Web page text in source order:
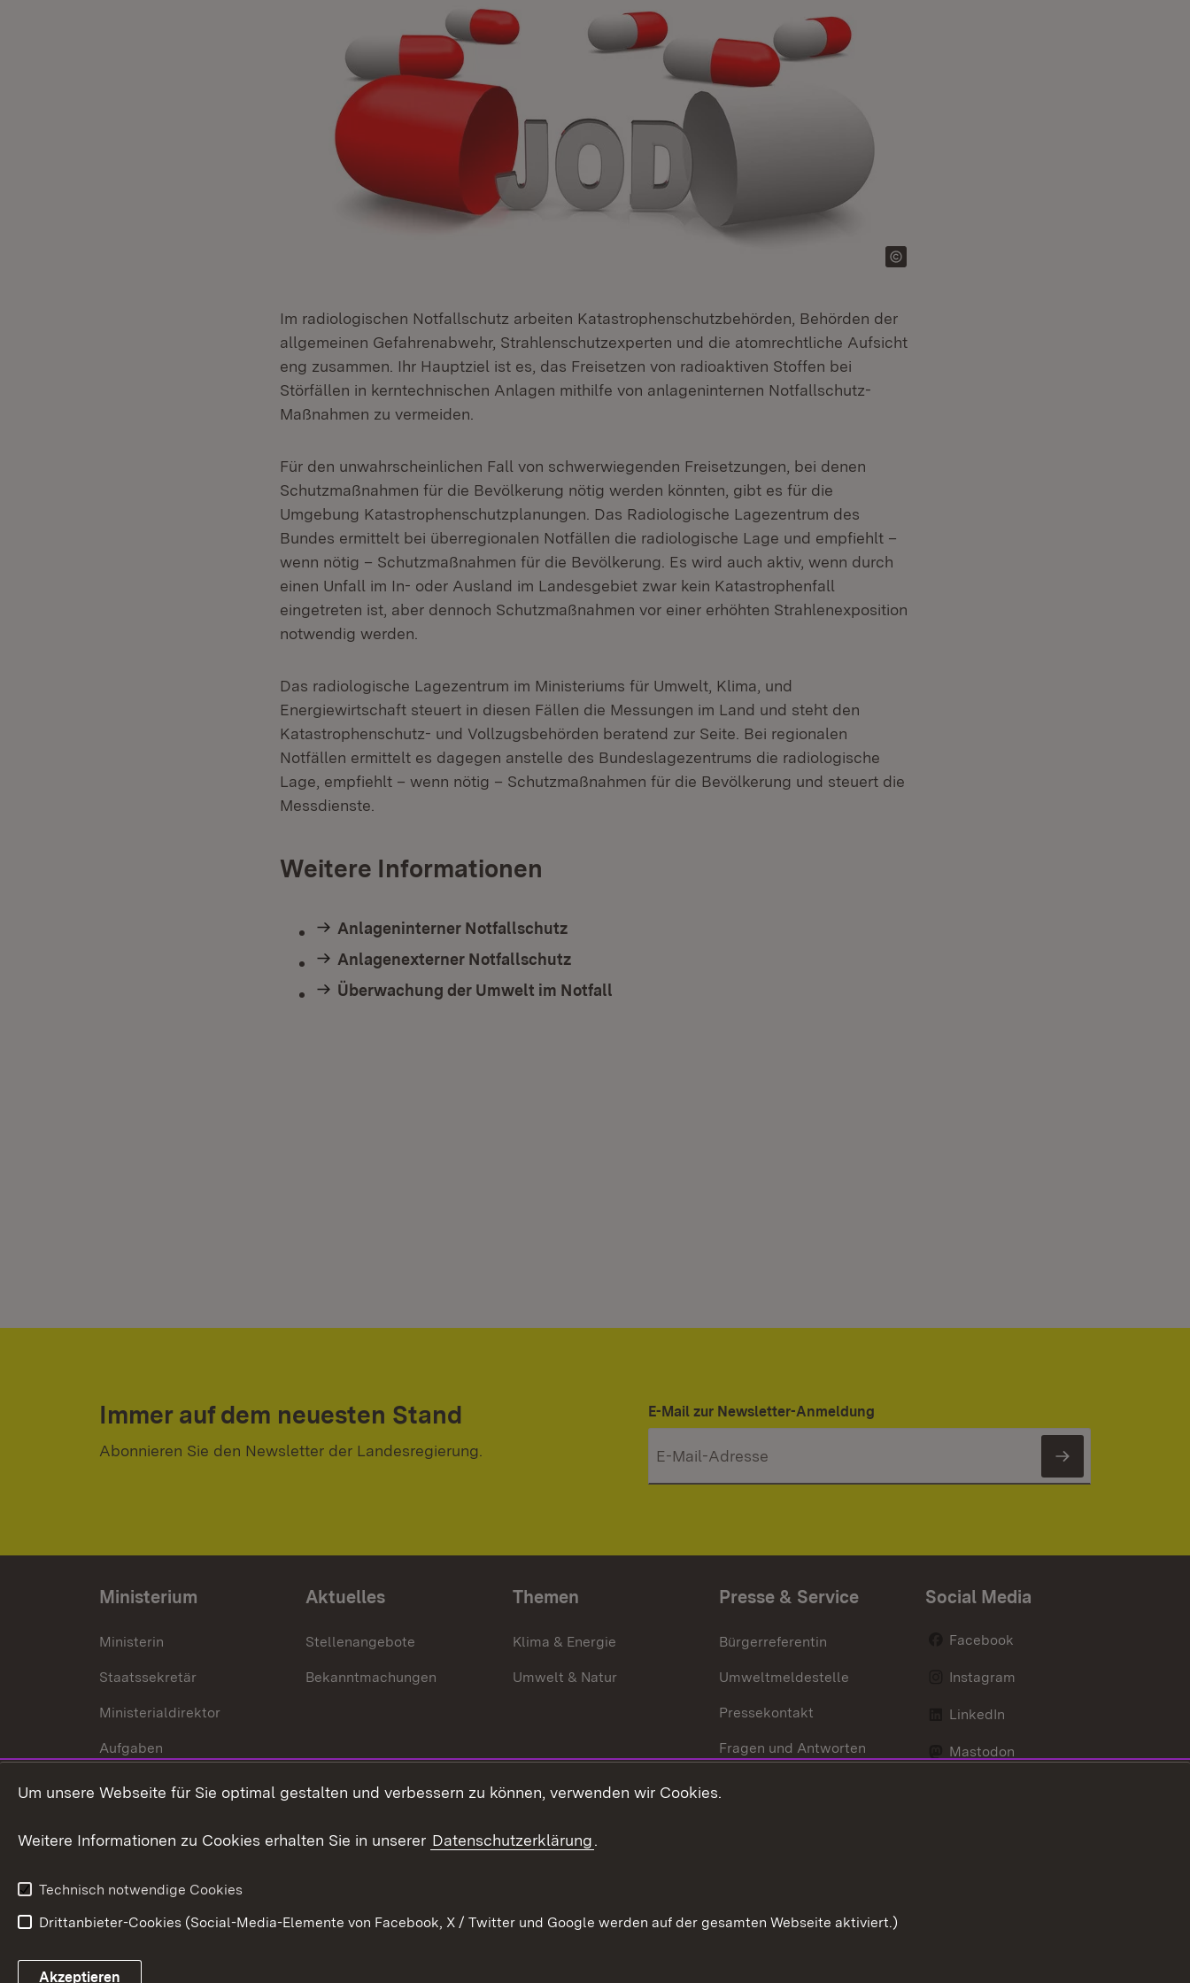
Im radiologischen Notfallschutz arbeiten Katastrophenschutzbehörden, Behörden der
allgemeinen Gefahrenabwehr, Strahlenschutzexperten und die atomrechtliche Aufsicht
eng zusammen. Ihr Hauptziel ist es, das Freisetzen von radioaktiven Stoffen bei
Störfällen in kerntechnischen Anlagen mithilfe von anlageninternen Notfallschutz-
Maßnahmen zu vermeiden.
Für den unwahrscheinlichen Fall von schwerwiegenden Freisetzungen, bei denen
Schutzmaßnahmen für die Bevölkerung nötig werden könnten, gibt es für die
Umgebung Katastrophenschutzplanungen. Das Radiologische Lagezentrum des
Bundes ermittelt bei überregionalen Notfällen die radiologische Lage und empfiehlt –
wenn nötig – Schutzmaßnahmen für die Bevölkerung. Es wird auch aktiv, wenn durch
einen Unfall im In- oder Ausland im Landesgebiet zwar kein Katastrophenfall
eingetreten ist, aber dennoch Schutzmaßnahmen vor einer erhöhten Strahlenexposition
notwendig werden.
Das radiologische Lagezentrum im Ministeriums für Umwelt, Klima, und
Energiewirtschaft steuert in diesen Fällen die Messungen im Land und steht den
Katastrophenschutz- und Vollzugsbehörden beratend zur Seite. Bei regionalen
Notfällen ermittelt es dagegen anstelle des Bundeslagezentrums die radiologische
Lage, empfiehlt – wenn nötig – Schutzmaßnahmen für die Bevölkerung und steuert die
Messdienste.
Weitere Informationen
Anlageninterner Notfallschutz
Anlagenexterner Notfallschutz
Überwachung der Umwelt im Notfall
Immer auf dem neuesten Stand
Abonnieren Sie den Newsletter der Landesregierung.
E-Mail zur Newsletter-Anmeldung
Newsletter
Ministerium
Ministerin
Staatssekretär
Ministerialdirektor
Aufgaben
Internationale
Aktuelles
Stellenangebote
Bekanntmachungen
Themen
Klima & Energie
Umwelt & Natur
Presse & Service
Bürgerreferentin
Umweltmeldestelle
Pressekontakt
Fragen und Antworten
Social Media
Facebook
Instagram
LinkedIn
Mastodon
Link zum Landesportal
Um unsere Webseite für Sie optimal gestalten und verbessern zu können, verwenden wir Cookies.
Weitere Informationen zu Cookies erhalten Sie in unserer Datenschutzerklärung.
Technisch notwendige Cookies
Drittanbieter-Cookies (Social-Media-Elemente von Facebook, X / Twitter und Google werden auf der gesamten Webseite aktiviert.)
Akzeptieren